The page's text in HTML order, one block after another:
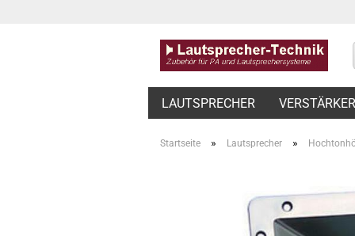
LAUTSPRECHER VERSTÄRKER
Startseite » Lautsprecher »